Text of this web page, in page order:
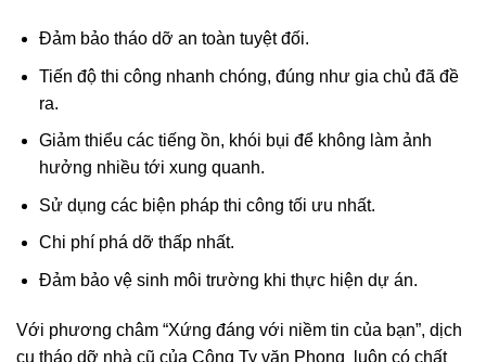
Đảm bảo tháo dỡ an toàn tuyệt đối.
Tiến độ thi công nhanh chóng, đúng như gia chủ đã đề
ra.
Giảm thiểu các tiếng ồn, khói bụi để không làm ảnh
hưởng nhiều tới xung quanh.
Sử dụng các biện pháp thi công tối ưu nhất.
Chi phí phá dỡ thấp nhất.
Đảm bảo vệ sinh môi trường khi thực hiện dự án.
Với phương châm “Xứng đáng với niềm tin của bạn”, dịch
cụ tháo dỡ nhà cũ của Công Ty văn Phong luôn có chất